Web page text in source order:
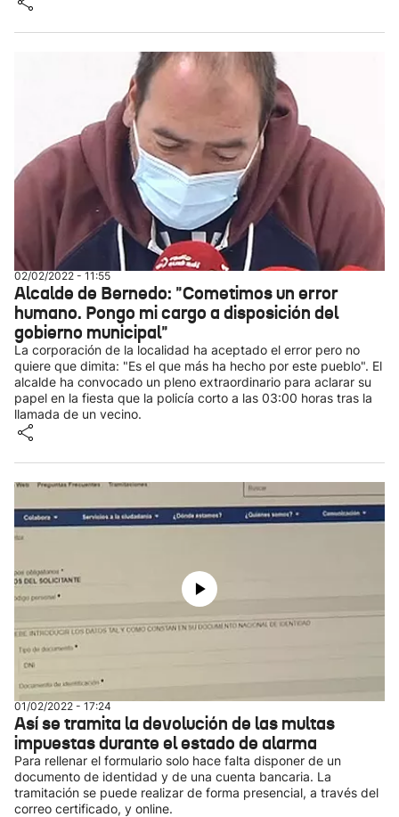
02/02/2022 - 11:55
Alcalde de Bernedo: "Cometimos un error
humano. Pongo mi cargo a disposición del
gobierno municipal"
La corporación de la localidad ha aceptado el error pero no
quiere que dimita: "Es el que más ha hecho por este pueblo". El
alcalde ha convocado un pleno extraordinario para aclarar su
papel en la fiesta que la policía corto a las 03:00 horas tras la
llamada de un vecino.
01/02/2022 - 17:24
Así se tramita la devolución de las multas
impuestas durante el estado de alarma
Para rellenar el formulario solo hace falta disponer de un
documento de identidad y de una cuenta bancaria. La
tramitación se puede realizar de forma presencial, a través del
correo certificado, y online.